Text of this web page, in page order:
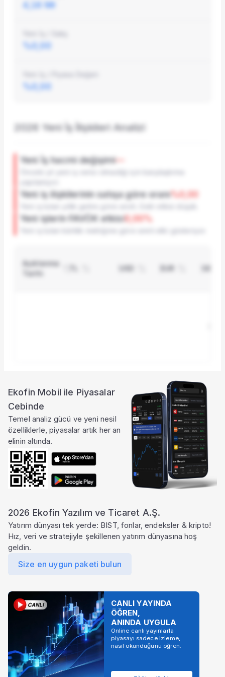
4,16 Mr
%0,00
%0,00
2026 Yeni İş İlişkileri Analizi
Yeni İş hacmi değişimi—
Yeni iş ilişkilerinin satışa göre oranı%0,00
Yeni işlerin FAVÖK etkisi0,00%
Açıklanma
Tarihi
Bu özellik Pro pakette
Şirketlerin yeni iş ilişkilerini, hacim
etkisini ve AI destekli analizleri görmek
için Pro paketine geçin.
oran bazında
tablo halinde
inceleyin.
Yıllık satış, piyasa
etkisini özet
kartlarla takip
edin.
Ekofin Mobil ile Piyasalar
Cebinde
Temel analiz gücü ve yeni nesil
özelliklerle, piyasalar artık her an
elinin altında.
2026 Ekofin Yazılım ve Ticaret A.Ş.
Yatırım dünyası tek yerde: BIST, fonlar, endeksler & kripto!
Hız, veri ve stratejiyle şekillenen yatırım dünyasına hoş
geldin.
Size en uygun paketi bulun
CANLI YAYINDA
ÖĞREN,
ANINDA UYGULA
Online canlı yayınlarla
piyasayı sadece izleme,
nasıl okunduğunu öğren.